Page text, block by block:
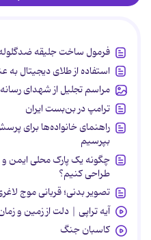
فرمول ساخت جلیقه
استفاده از طلای دیجیتال به
مراسم تجلیل از شهدای
ترامپ در بن‌بست ایران
راهنمای خانواده‌ها برای
بپرسیم
چگونه یک پارک محلی ایمن و
طراحی کنیم؟
تصویر بدنی؛ قربانی موج
آیه تراپی | دلت از زمین و
کاسبان جنگ